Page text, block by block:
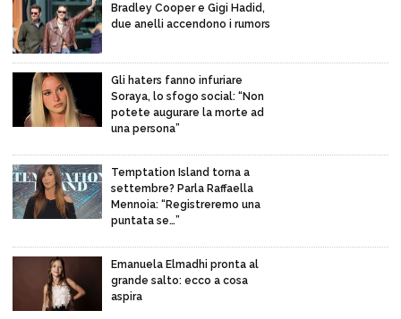
Bradley Cooper e Gigi Hadid,
due anelli accendono i rumors
Gli haters fanno infuriare
Soraya, lo sfogo social: “Non
potete augurare la morte ad
una persona”
Temptation Island torna a
settembre? Parla Raffaella
Mennoia: “Registreremo una
puntata se…”
Emanuela Elmadhi pronta al
grande salto: ecco a cosa
aspira